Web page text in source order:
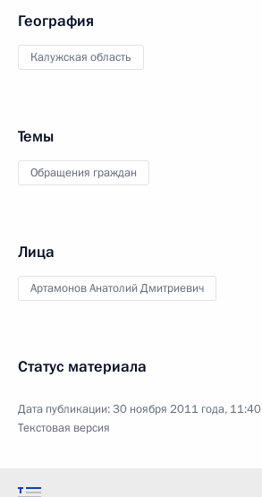
География
Калужская область
Темы
Обращения граждан
Лица
Артамонов Анатолий Дмитриевич
Статус материала
Дата публикации:30 ноября 2011 года, 11:40
Текстовая версия